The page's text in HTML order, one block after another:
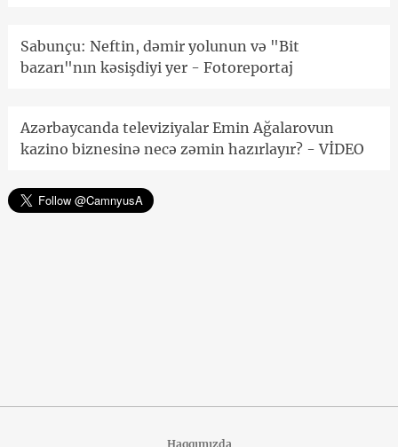
Sabunçu: Neftin, dəmir yolunun və "Bit
bazarı"nın kəsişdiyi yer - Fotoreportaj
Azərbaycanda televiziyalar Emin Ağalarovun
kazino biznesinə necə zəmin hazırlayır? - VİDEO
Haqqımızda